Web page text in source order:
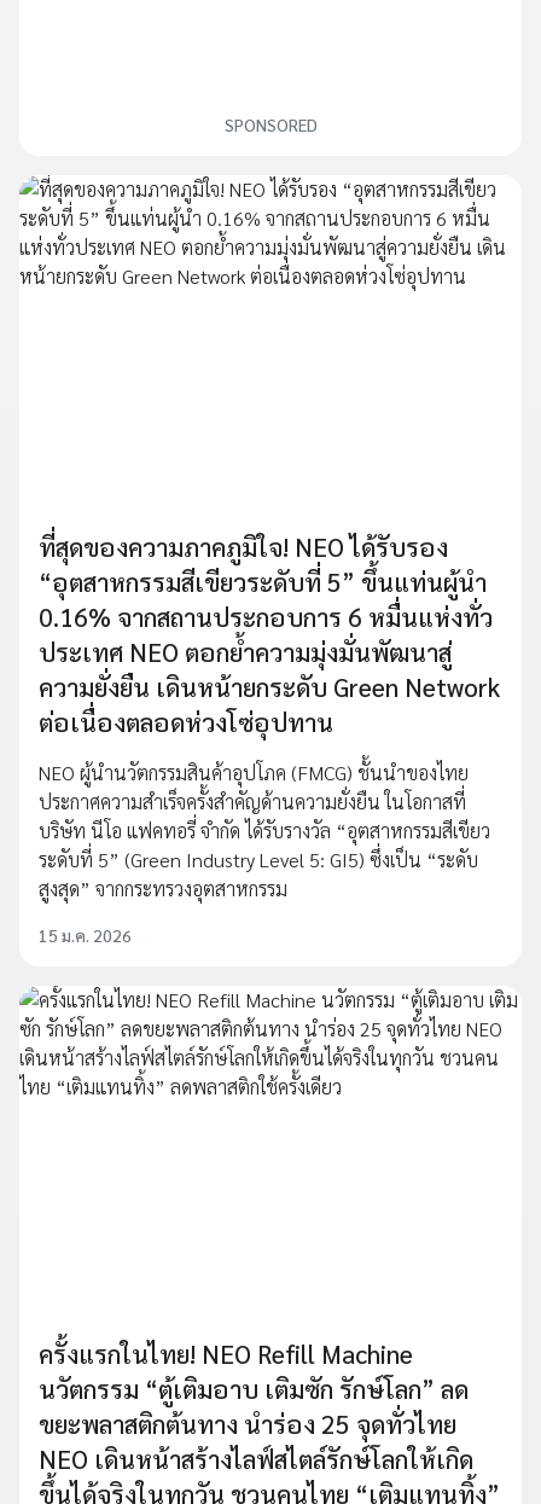
SPONSORED
ที่สุดของความภาคภูมิใจ! NEO ได้รับรอง
“อุตสาหกรรมสีเขียวระดับที่ 5” ขึ้นแท่นผู้นำ
0.16% จากสถานประกอบการ 6 หมื่นแห่งทั่ว
ประเทศ NEO ตอกย้ำความมุ่งมั่นพัฒนาสู่
ความยั่งยืน เดินหน้ายกระดับ Green Network
ต่อเนื่องตลอดห่วงโซ่อุปทาน
NEO ผู้นำนวัตกรรมสินค้าอุปโภค (FMCG) ชั้นนำของไทย
ประกาศความสำเร็จครั้งสำคัญด้านความยั่งยืน ในโอกาสที่
บริษัท นีโอ แฟคทอรี่ จำกัด ได้รับรางวัล “อุตสาหกรรมสีเขียว
ระดับที่ 5” (Green Industry Level 5: GI5) ซึ่งเป็น “ระดับ
สูงสุด” จากกระทรวงอุตสาหกรรม
15 ม.ค. 2026
ครั้งแรกในไทย! NEO Refill Machine
นวัตกรรม “ตู้เติมอาบ เติมซัก รักษ์โลก” ลด
ขยะพลาสติกต้นทาง นำร่อง 25 จุดทั่วไทย
NEO เดินหน้าสร้างไลฟ์สไตล์รักษ์โลกให้เกิด
ขึ้นได้จริงในทุกวัน ชวนคนไทย “เติมแทนทิ้ง”